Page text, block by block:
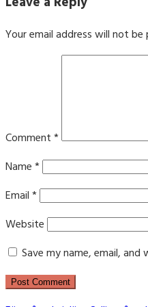
Your email address will not be
Comment*
Name*
Email*
Website
Save my name, email,